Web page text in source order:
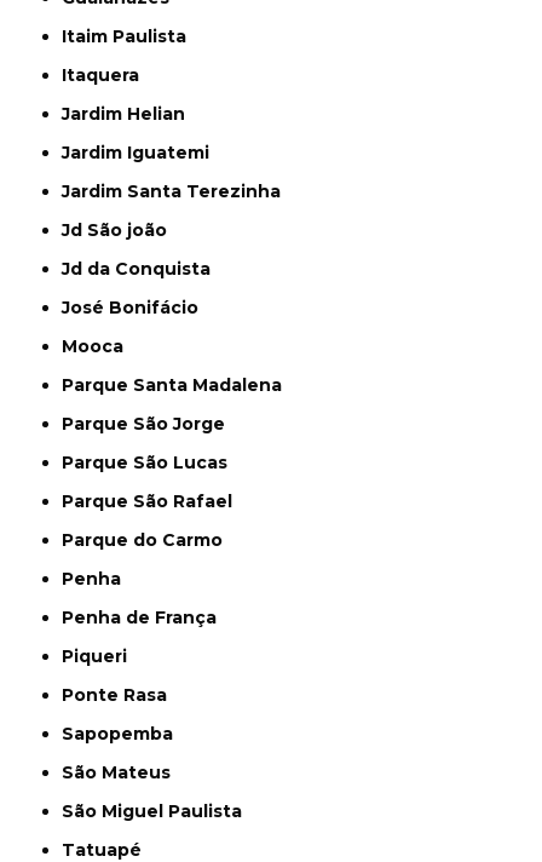
Itaim Paulista
Itaquera
Jardim Helian
Jardim Iguatemi
Jardim Santa Terezinha
Jd São joão
Jd da Conquista
José Bonifácio
Mooca
Parque Santa Madalena
Parque São Jorge
Parque São Lucas
Parque São Rafael
Parque do Carmo
Penha
Penha de França
Piqueri
Ponte Rasa
Sapopemba
São Mateus
São Miguel Paulista
Tatuapé